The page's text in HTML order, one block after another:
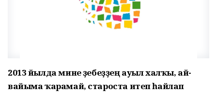
2013 йылда мине үҙебеҙҙең ауыл халҡы, ай-
вайыма ҡарамай, староста итеп һайлап